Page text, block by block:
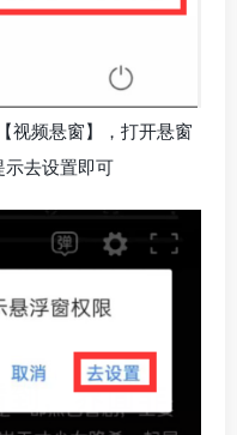
频悬窗】，打开悬窗
去设置即可